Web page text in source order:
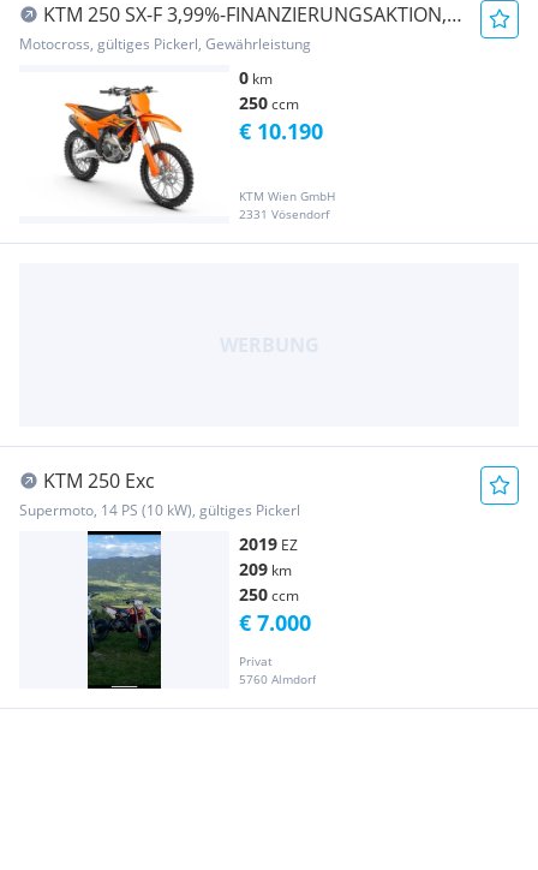
KTM 250 SX-F 3,99%-FINANZIERUNGSAKTION,
MY2026-AKTI...
Motocross, gültiges Pickerl, Gewährleistung
0 km
250ccm
KTM Wien GmbH
2331 Vösendorf
€ 10.190
KTM 250 Exc
Supermoto, 14 PS (10 kW), gültiges Pickerl
2019 EZ
209 km
250ccm
Privat
5760 Almdorf
€ 7.000